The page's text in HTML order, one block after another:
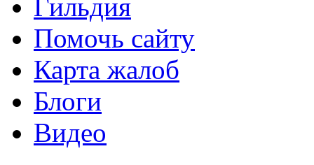
Гильдия
Помочь сайту
Карта жалоб
Блоги
Видео